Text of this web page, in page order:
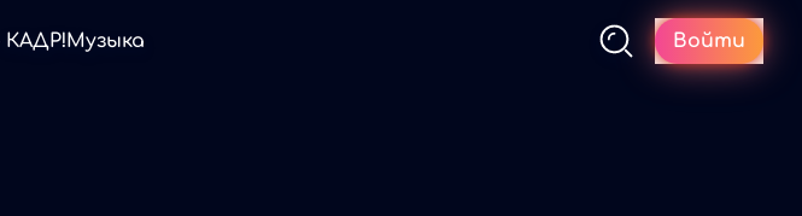
Музыка Войти